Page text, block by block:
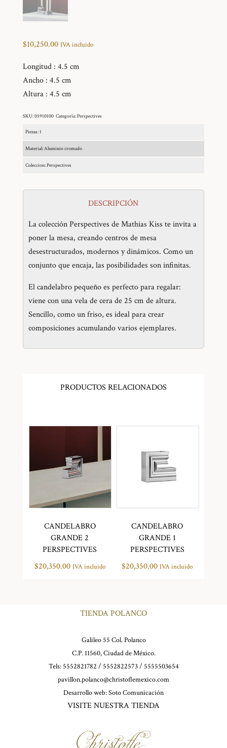
$10,250.00 IVA incluido
Longitud : 4.5 cm
Ancho : 4.5 cm
Altura : 4.5 cm
SKU:05910100 Categoría:Perspectives
Piezas: 1
Material: Aluminio cromado
Coleccion: Perspectives
DESCRIPCIÓN
La colección Perspectives de Mathias Kiss te invita a
poner la mesa, creando centros de mesa
desestructurados, modernos y dinámicos. Como un
conjunto que encaja, las posibilidades son infinitas.
El candelabro pequeño es perfecto para regalar:
viene con una vela de cera de 25 cm de altura.
Sencillo, como un friso, es ideal para crear
composiciones acumulando varios ejemplares.
PRODUCTOS RELACIONADOS
CANDELABRO
GRANDE 2
PERSPECTIVES
$20,350.00 IVA incluido
CANDELABRO
GRANDE 1
PERSPECTIVES
$20,350.00 IVA incluido
TIENDA POLANCO
Galileo 55 Col. Polanco
C.P. 11560, Ciudad de México.
Tels: 5552821782 / 5552822573 / 5555503654
pavillon.polanco@christoflemexico.com
Desarrollo web:Soto Comunicación
VISITE NUESTRA TIENDA